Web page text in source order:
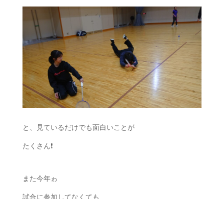
と、見ているだけでも面白いことが
たくさん❗
また今年ゎ
試合に参加してなくても